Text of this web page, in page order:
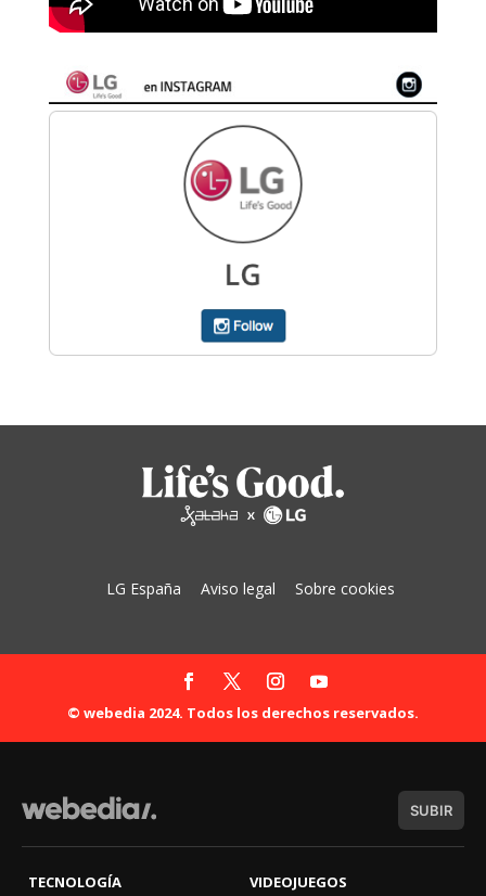
LG España Aviso legal Sobre cookies
© webedia 2024. Todos los derechos reservados.
SUBIR
TECNOLOGÍA
VIDEOJUEGOS